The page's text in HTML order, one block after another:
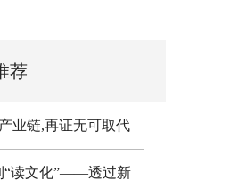
荐
业链,再证无可取代
“读文化”——透过新